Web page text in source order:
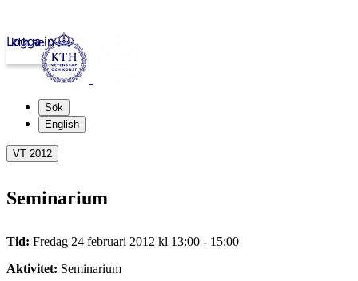
kth.se
Logga in
Sök
English
VT 2012
Seminarium
Tid: Fredag 24 februari 2012 kl 13:00 - 15:00
Aktivitet: Seminarium